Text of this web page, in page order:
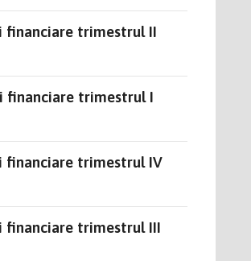
financiare trimestrul II
financiare trimestrul I
financiare trimestrul IV
financiare trimestrul III